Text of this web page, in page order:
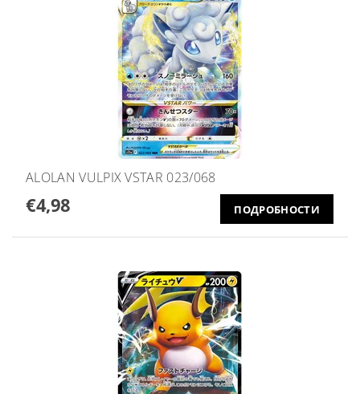
ALOLAN VULPIX VSTAR 023/068
€4,98 ПОДРОБНОСТИ